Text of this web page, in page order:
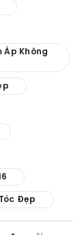
Áp Không
Đẹp